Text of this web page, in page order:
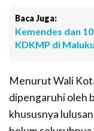
Baca Juga:
Kemendes dan
KDKMP di
Menurut Wali
dipengaruhi oleh
khususnya